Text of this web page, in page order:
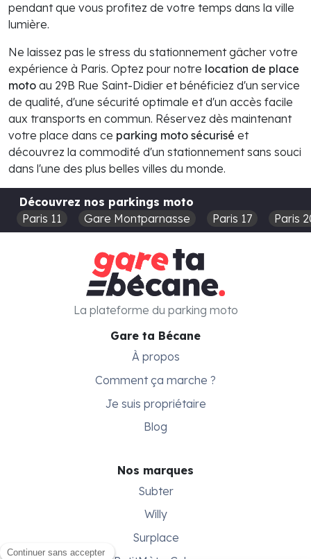
pendant que vous profitez de votre temps dans la ville
lumière.
Ne laissez pas le stress du stationnement gâcher votre
expérience à Paris. Optez pour notre location de place
moto au 29B Rue Saint-Didier et bénéficiez d'un service
de qualité, d'une sécurité optimale et d'un accès facile
aux transports en commun. Réservez dès maintenant
votre place dans ce parking moto sécurisé et
découvrez la commodité d'un stationnement sans souci
dans l'une des plus belles villes du monde.
Découvrez nos parkings moto
Paris 11
Gare Montparnasse Paris 17 Paris
Gare ta Bécane
À propos
Comment ça marche ?
Je suis propriétaire
Blog
Nos marques
Subter
Willy
Surplace
La plateforme du parking moto